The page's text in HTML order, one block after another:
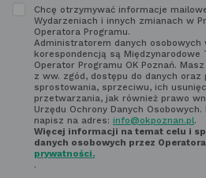
poniżej
Zapoznaj
z regulaminem
newsletter'a
Chcę otrzymywać informacje
Wydarzeniach i innych zmianach w
Operatora Programu.
Administratorem danych
korespondencją są Międzynarodowe
Operator Programu OK Poznań.
z ww. zgód, dostępu do danych oraz
sprostowania, sprzeciwu, ich
przetwarzania, jak również prawo
Urzędu Ochrony Danych
napisz na adres: info@okpoznan.pl.
Więcej informacji na temat celu i
danych osobowych przez
prywatności.
.